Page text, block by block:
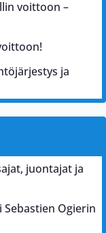
voittoon –
ja
juontajat ja
Ogierin